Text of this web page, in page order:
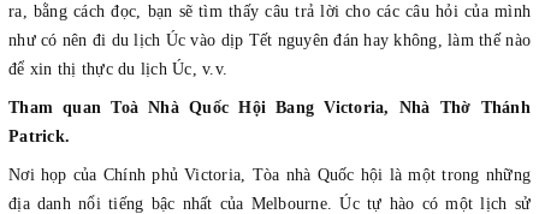
ra, bằng cách đọc, bạn sẽ tìm thấy câu trả lời cho các câu hỏi của mình
như có nên đi du lịch Úc vào dịp Tết nguyên đán hay không, làm thế nào
để xin thị thực du lịch Úc, v.v.
Tham quan Toà Nhà Quốc Hội Bang Victoria, Nhà Thờ Thánh
Patrick.
Nơi họp của Chính phủ Victoria, Tòa nhà Quốc hội là một trong những
địa danh nổi tiếng bậc nhất của Melbourne. Úc tự hào có một lịch sử